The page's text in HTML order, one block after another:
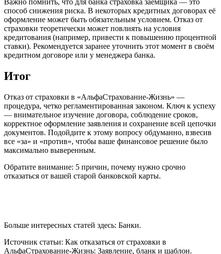
Важно помнить, что для банка страховка заёмщика — это
способ снижения риска. В некоторых кредитных договорах её
оформление может быть обязательным условием. Отказ от
страховки теоретически может повлиять на условия
кредитования (например, привести к повышению процентной
ставки). Рекомендуется заранее уточнить этот момент в своём
кредитном договоре или у менеджера банка.
Итог
Отказ от страховки в «АльфаСтрахование-Жизнь» —
процедура, четко регламентированная законом. Ключ к успеху
— внимательное изучение договора, соблюдение сроков,
корректное оформление заявления и сохранение всей цепочки
документов. Подойдите к этому вопросу обдуманно, взвесив
все «за» и «против», чтобы ваше финансовое решение было
максимально выверенным.
Обратите внимание: 5 причин, почему нужно срочно
отказаться от вашей старой банковской карты.
Больше интересных статей здесь: Банки.
Источник статьи: Как отказаться от страховки в
АльфаСтрахование-Жизнь: Заявление, бланк и шаблон.